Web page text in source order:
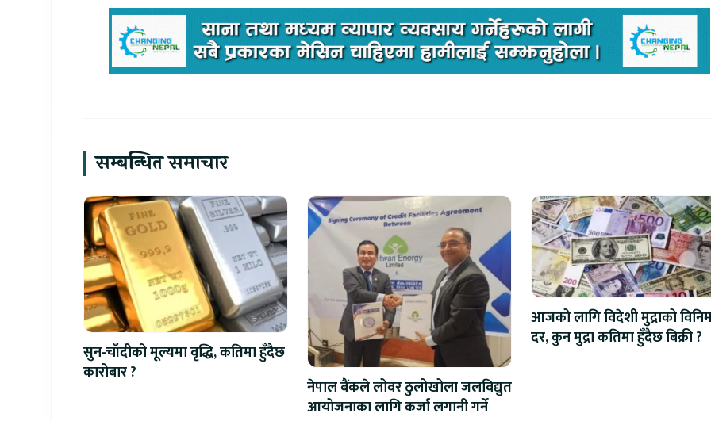
सम्बन्धित समाचार
सुन-चाँदीको मूल्यमा वृद्धि, कतिमा हुँदैछ
कारोबार ?
नेपाल बैंकले लोवर ठुलोखोला जलविद्युत
आयोजनाका लागि कर्जा लगानी गर्ने
आजको लागि विदेशी मुद्राको
दर, कुन मुद्रा कतिमा हुँदैछ बिक्री ?